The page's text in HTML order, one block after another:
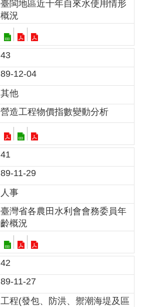
臺閩地區近十年自來水使用情形
概況
43
89-12-04
其他
營造工程物價指數變動分析
41
89-11-29
人事
臺灣省各農田水利會會務委員年
齡概況
42
89-11-27
工程(發包、防洪、禦潮海堤及區